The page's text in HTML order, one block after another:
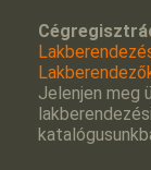
Jelenjen meg